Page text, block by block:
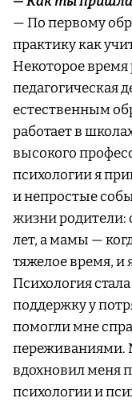
— По первому
практику как
Некоторое время
педагогическая
естественным
работает в
высокого
психологии я
и непростые
жизни родители:
лет, а мамы —
тяжелое время, и
Психология
поддержку у
помогли мне
переживаниями.
вдохновил меня
психологии и